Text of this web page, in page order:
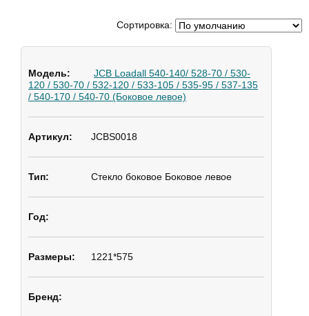
Сортировка:
JCB Loadall 540-140/ 528-70 / 530-
120 / 530-70 / 532-120 / 533-105 / 535-95 / 537-135
/ 540-170 / 540-70 (Боковое левое)
JCBS0018
Стекло боковое Боковое левое
1221*575